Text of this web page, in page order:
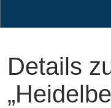
Details